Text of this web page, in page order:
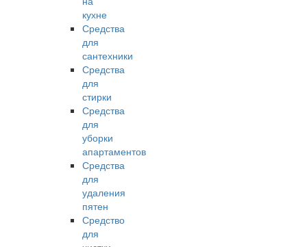
кухне
Средства
для
сантехники
Средства
для
стирки
Средства
для
уборки
апартаментов
Средства
для
удаления
пятен
Средство
для